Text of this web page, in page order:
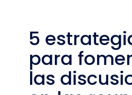
5
para
las